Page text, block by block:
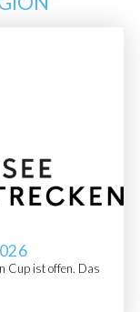
Cup ist offen. Das